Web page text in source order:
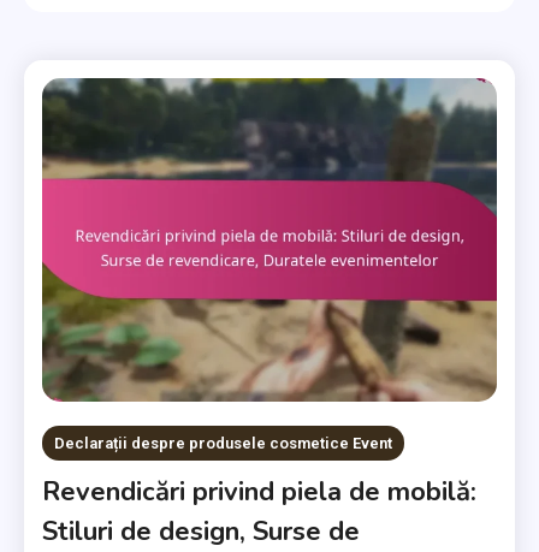
Declarații despre produsele cosmetice Event
Revendicări privind piela de mobilă:
Stiluri de design, Surse de